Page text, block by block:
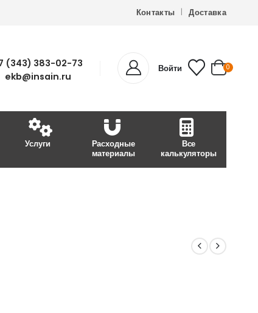
Контакты Доставка
(343) 383-02-73
ekb@insain.ru
Войти 0
Услуги
Расходные
материалы
Все
калькуляторы